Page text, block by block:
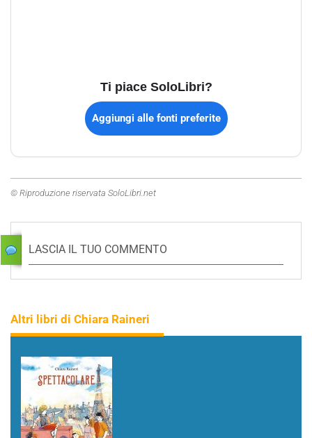
Ti piace SoloLibri?
Aggiungi alle fonti preferite
© Riproduzione riservata SoloLibri.net
LASCIA IL TUO COMMENTO
Altri libri di Chiara Raineri